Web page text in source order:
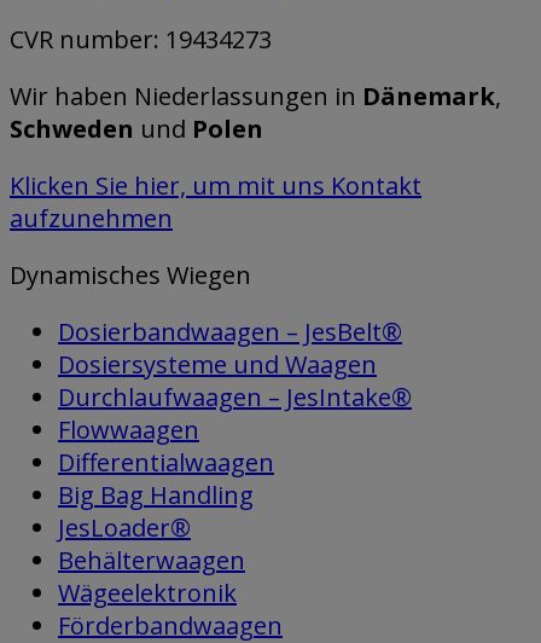
CVR number: 19434273
Wir haben Niederlassungen in Dänemark,
Schweden und Polen
Klicken Sie hier, um mit uns Kontakt
aufzunehmen
Dynamisches Wiegen
Dosierbandwaagen – JesBelt®
Dosiersysteme und Waagen
Durchlaufwaagen – JesIntake®
Flowwaagen
Differentialwaagen
Big Bag Handling
JesLoader®
Behälterwaagen
Wägeelektronik
Förderbandwaagen